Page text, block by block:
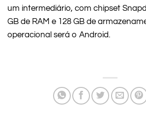
um intermediário, com chipset
GB de RAM e 128 GB de
operacional será o Android.